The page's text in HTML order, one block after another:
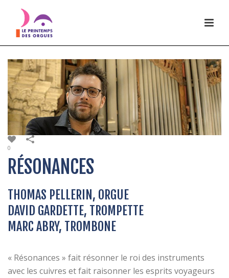
0
RÉSONANCES
THOMAS PELLERIN, ORGUE
DAVID GARDETTE, TROMPETTE
MARC ABRY, TROMBONE
« Résonances » fait résonner le roi des instruments
avec les cuivres et fait raisonner les esprits voyageurs